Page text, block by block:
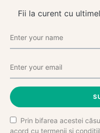
Fii la curent cu
Prin bifarea acestei
acord cu termenii și